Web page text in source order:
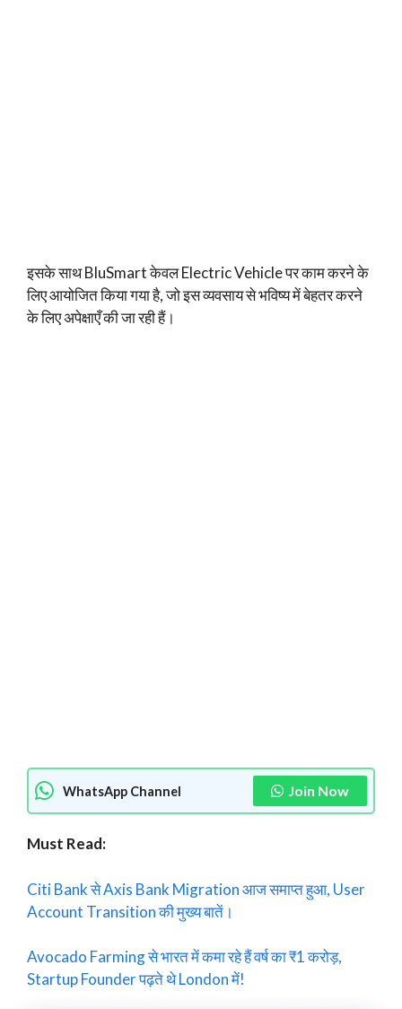
इसके साथ BluSmart केवल Electric Vehicle पर काम करने के
लिए आयोजित किया गया है, जो इस व्यवसाय से भविष्य में बेहतर करने
के लिए अपेक्षाएँ की जा रही हैं।
WhatsApp Channel Join Now
Must Read:
Citi Bank से Axis Bank Migration आज समाप्त हुआ, User
Account Transition की मुख्य बातें।
Avocado Farming से भारत में कमा रहे हैं वर्ष का ₹1 करोड़,
Startup Founder पढ़ते थे London में!